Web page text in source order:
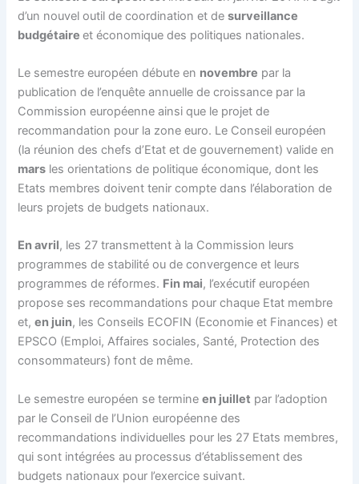
d’un nouvel outil de coordination et desurveillance
budgétaireet économique des politiques nationales.
Le semestre européen débute en novembre par la
publication de l’enquête annuelle de croissance par la
Commission européenne ainsi que le projet de
recommandation pour la zone euro. Le Conseil européen
(la réunion des chefs d’Etat et de gouvernement) valide en
mars les orientations de politique économique, dont les
Etats membres doivent tenir compte dans l’élaboration de
leurs projets de budgets nationaux.
En avril, les 27 transmettent à la Commission leurs
programmes de stabilité ou de convergence et leurs
programmes de réformes. Fin mai, l’exécutif européen
propose ses recommandations pour chaque Etat membre
et,en juin, les Conseils ECOFIN (Economie et Finances) et
EPSCO (Emploi, Affaires sociales, Santé, Protection des
consommateurs) font de même.
Le semestre européen se termineen juillet par l’adoption
par le Conseil de l’Union européenne des
recommandations individuelles pour les 27 Etats membres,
qui sont intégrées au processus d’établissement des
budgets nationaux pour l’exercice suivant.